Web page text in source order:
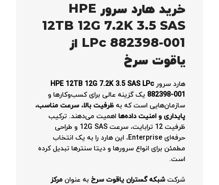
خرید هارد سرور HPE
12TB 12G 7.2K 3.5 SAS
LPc 882398-001 از
یاقوت سرخ
هارد سرورHPE 12TB 12G 7.2K 3.5 SAS LPc
882398-001 یک گزینه عالی برای کسب‌وکارها و
سازمان‌هایی است که به ظرفیت بالا، سرعت مناسب،
پایداری و امنیت داده‌ها اهمیت می‌دهند. ترکیب
ظرفیت 12 ترابایت، سرعت 12G SAS و طراحی
حرفه‌ای Enterprise، این هارد را به یک انتخاب
مطمئن برای انواع سرورها و دیتا سنترها تبدیل کرده
است.
شرکت شبکه گستران یاقوت سرخ به عنوان مرکز